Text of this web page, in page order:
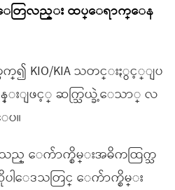
ေတြလည္း ထပ္ေရာက္ေန
က္၍ KIO/KIA သတင္းႏွင့္ျပ
န္းျဖင့္ ဆက္သြယ္ခဲ့ေသာ္ လ
။
သည္ ေက်ာက္စိမ္းအဓိကထြက္သ
ေဒသတြင္ ေက်ာက္စိမ္း